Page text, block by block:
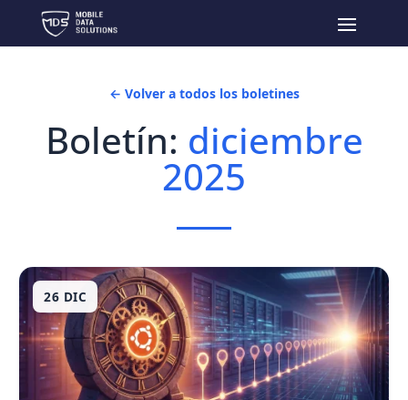
← Volver a todos los boletines
Boletín: diciembre
2025
26 DIC